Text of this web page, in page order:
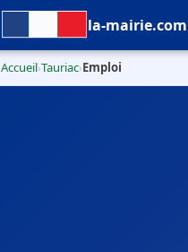
la-mairie.com
Accueil›Tauriac›Emploi